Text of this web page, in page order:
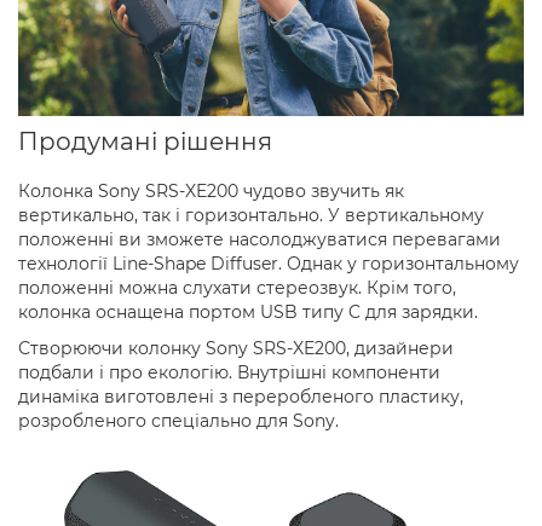
Продумані рішення
Колонка Sony SRS-XE200 чудово звучить як
вертикально, так і горизонтально. У вертикальному
положенні ви зможете насолоджуватися перевагами
технології Line-Shape Diffuser. Однак у горизонтальному
положенні можна слухати стереозвук. Крім того,
колонка оснащена портом USB типу C для зарядки.
Створюючи колонку Sony SRS-XE200, дизайнери
подбали і про екологію. Внутрішні компоненти
динаміка виготовлені з переробленого пластику,
розробленого спеціально для Sony.